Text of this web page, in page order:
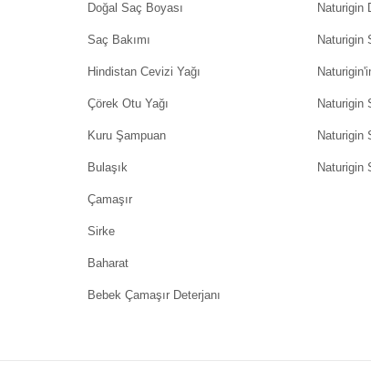
Doğal Saç Boyası
Saç Bakımı
Hindistan Cevizi Yağı
Çörek Otu Yağı
Kuru Şampuan
Bulaşık
Çamaşır
Sirke
Baharat
Bebek Çamaşır Deterjanı
Naturigin
Naturigin
Naturigin
Naturigin
Naturigin